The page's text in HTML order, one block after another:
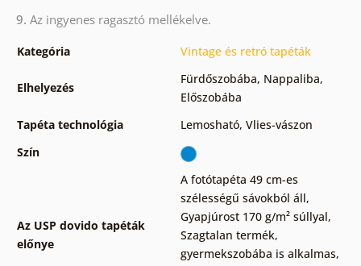
9. Az ingyenes ragasztó mellékelve.
Kategória Vintage és retró tapéták
Elhelyezés
Fürdőszobába, Nappaliba,
Előszobába
Tapéta technológia
Lemosható, Vlies-vászon
Szín
Az USP dovido tapéták
előnye
A fotótapéta 49 cm-es
szélességű sávokból áll,
Gyapjúrost 170 g/m² súllyal,
Szagtalan termék,
gyermekszobába is alkalmas,